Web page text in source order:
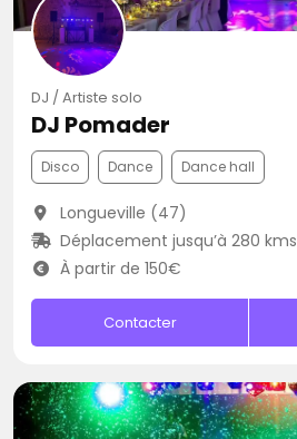
DJ / Artiste solo
DJ Pomader
Disco Dance Dance hall
Longueville (47)
Déplacement jusqu’à 280 kms
À partir de 150€
Contacter